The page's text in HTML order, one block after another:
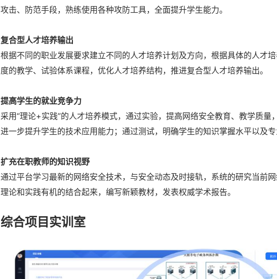
攻击、防范手段，熟练使用各种攻防工具，全面提升学生能力。
复合型人才培养输出
根据不同的职业发展要求建立不同的人才培养计划及方向，根据具体的人才
度的教学、试验体系课程，优化人才培养结构，推进复合型人才培养输出。
提高学生的就业竞争力
采用“理论+实践”的人才培养模式，通过实验，提高网络安全教育、教学质量
进一步提升学生的技术应用能力；通过测试，明确学生的知识掌握水平以及专
扩充在职教师的知识视野
通过平台学习最新的网络安全技术，与安全动态及时接轨，系统的研究当前
理论和实践有机的结合起来，编写新颖教材，发表权威学术报告。
综合项目实训室